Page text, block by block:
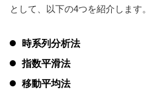
として、以下の4つを紹介します。
時系列分析法
指数平滑法
移動平均法